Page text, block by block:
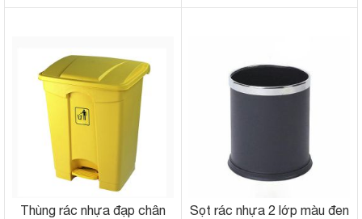
Thùng rác nhựa đạp chân Sọt rác nhựa 2 lớp màu đen